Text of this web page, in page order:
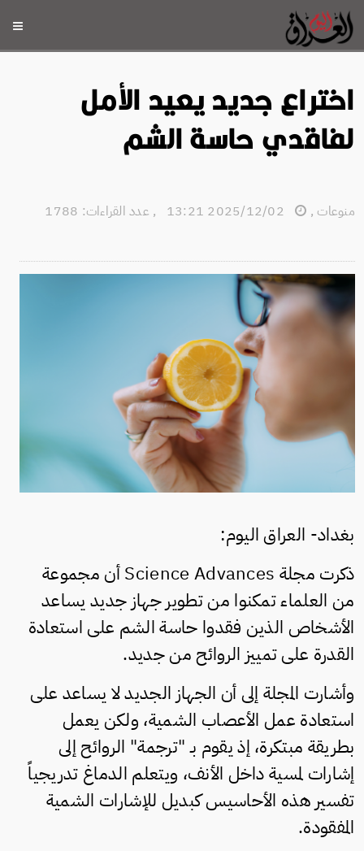
اختراع جديد يعيد الأمل
لفاقدي حاسة الشم
منوعات ,
, عدد القراءات: 1788
بغداد- العراق اليوم:
ذكرت مجلة Science Advances أن مجموعة
من العلماء تمكنوا من تطوير جهاز جديد يساعد
الأشخاص الذين فقدوا حاسة الشم على استعادة
القدرة على تمييز الروائح من جديد.
وأشارت المجلة إلى أن الجهاز الجديد لا يساعد على
استعادة عمل الأعصاب الشمية، ولكن يعمل
بطريقة مبتكرة، إذ يقوم بـ "ترجمة" الروائح إلى
إشارات لمسية داخل الأنف، ويتعلم الدماغ تدريجياً
تفسير هذه الأحاسيس كبديل للإشارات الشمية
المفقودة.